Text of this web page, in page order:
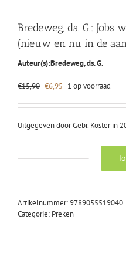
Bredeweg, ds. G.: Jobs
(nieuw en nu in de
Auteur(s):Bredeweg, ds. G.
€15,90 Oorspronkelijke
was:
€6,95 Huidige
is:
1 op voorraad
Uitgegeven door Gebr. Koster in
ware
rijkdom.
Artikelnummer:9789055519040
Categorie: Preken